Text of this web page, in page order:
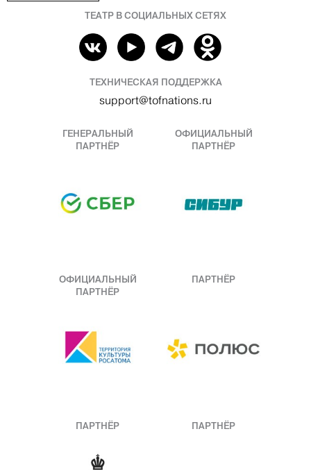
ТЕАТР В СОЦИАЛЬНЫХ СЕТЯХ
ТЕХНИЧЕСКАЯ ПОДДЕРЖКА
support@tofnations.ru
ГЕНЕРАЛЬНЫЙ
ПАРТНЁР
ОФИЦИАЛЬНЫЙ
ПАРТНЁР
ОФИЦИАЛЬНЫЙ
ПАРТНЁР
ПАРТНЁР
ПАРТНЁР ПАРТНЁР